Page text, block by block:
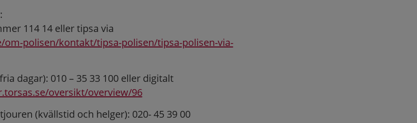
114 14 eller tipsa via
om-polisen/kontakt/tipsa-polisen/tipsa-polisen-via-
dagar): 010 – 35 33 100 eller digitalt
oversikt/overview/96
(kvällstid och helger): 020- 45 39 00